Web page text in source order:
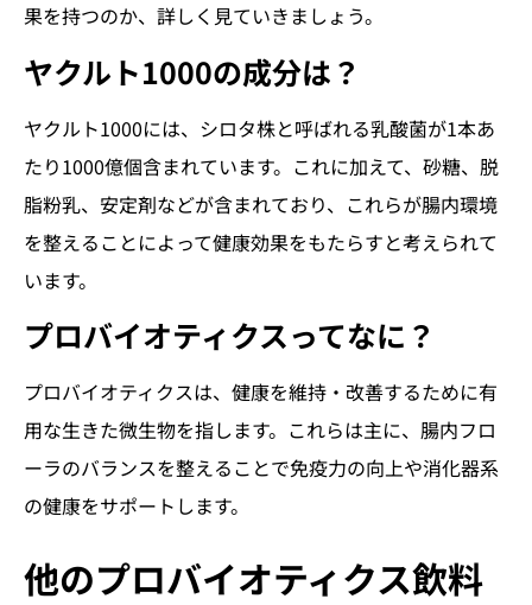
果を持つのか、詳しく見ていきましょう。
ヤクルト1000の成分は？
ヤクルト1000には、シロタ株と呼ばれる乳酸菌が1本あ
たり1000億個含まれています。これに加えて、砂糖、脱
脂粉乳、安定剤などが含まれており、これらが腸内環境
を整えることによって健康効果をもたらすと考えられて
います。
プロバイオティクスってなに？
プロバイオティクスは、健康を維持・改善するために有
用な生きた微生物を指します。これらは主に、腸内フロ
ーラのバランスを整えることで免疫力の向上や消化器系
の健康をサポートします。
他のプロバイオティクス飲料